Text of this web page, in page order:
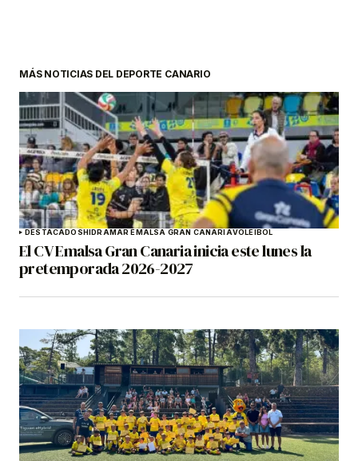
MÁS NOTICIAS DEL DEPORTE CANARIO
DESTACADOSHIDRAMAR EMALSA GRAN CANARIAVOLEIBOL
El CV Emalsa Gran Canaria inicia este lunes la
pretemporada 2026-2027